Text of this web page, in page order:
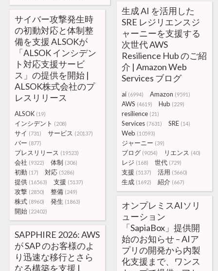
生成 AI を活用した
SRE レジリエンスジ
ャーニーを支援する
次世代 AWS
Resilience Hub のご紹
介 | Amazon Web
Services ブログ
ai (6994) Amazon (9591)
AWS (4619) Hub (229)
resilience (21)
Services (7631) SRE (14)
Web (10593)
ジャーニー (39)
ブログ (9054) リエンス (40)
レジ (168) 世代 (729)
支援 (5137) 活用 (5660)
生成 (1692) 紹介 (667)
サイバー攻撃発生時
の初動対応と体制整
備を支援 ALSOKが
「ALSOK インシデン
ト対応支援サービ
ス」の提供を開始 |
ALSOK株式会社のプ
レスリリース
ALSOK (19)
インシデント (208)
サイ (731) サービス (20137)
バー (877)
プレスリリース (19523)
会社 (9322) 体制 (306)
初動 (17) 対応 (5286)
提供 (16563) 支援 (5137)
攻撃 (2850) 整備 (249)
株式 (8960) 発生 (1863)
開始 (22402)
オンプレミスAIソリ
ューション
「SapiaBox」提供開
始のお知らせ – AIア
プリの開発から内製
化支援まで、ワンス
SAPPHIRE 2026: AWS
が SAP のお客様のよ
り迅速な移行とさら
なる構築を支援 |